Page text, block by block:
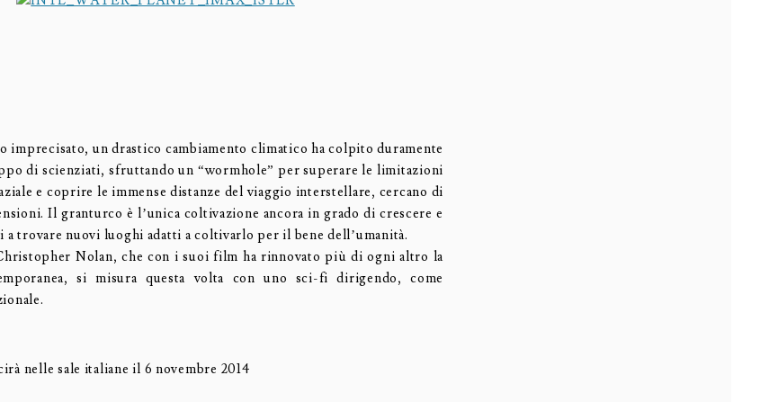
imprecisato, un drastico cambiamento climatico ha colpito duramente
di scienziati, sfruttando un “wormhole” per superare le limitazioni
e coprire le immense distanze del viaggio interstellare, cercano di
Il granturco è l’unica coltivazione ancora in grado di crescere e
trovare nuovi luoghi adatti a coltivarlo per il bene dell’umanità.
Nolan, che con i suoi film ha rinnovato più di ogni altro la
si misura questa volta con uno sci-fi dirigendo, come
nelle sale italiane il 6 novembre 2014